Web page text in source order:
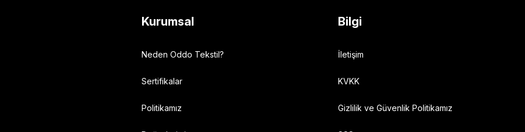
Kurumsal
Neden Oddo Tekstil?
Sertifikalar
Politikamız
Bilgi
İletişim
KVKK
Gizlilik ve Güvenlik Politikamız